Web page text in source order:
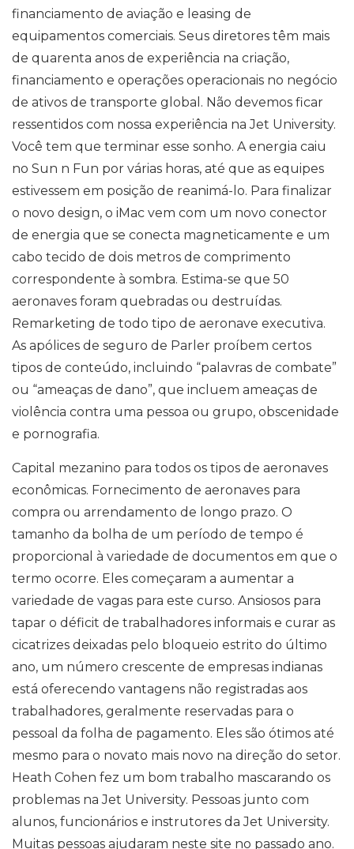
financiamento de aviação e leasing de
equipamentos comerciais. Seus diretores têm mais
de quarenta anos de experiência na criação,
financiamento e operações operacionais no negócio
de ativos de transporte global. Não devemos ficar
ressentidos com nossa experiência na Jet University.
Você tem que terminar esse sonho. A energia caiu
no Sun n Fun por várias horas, até que as equipes
estivessem em posição de reanimá-lo. Para finalizar
o novo design, o iMac vem com um novo conector
de energia que se conecta magneticamente e um
cabo tecido de dois metros de comprimento
correspondente à sombra. Estima-se que 50
aeronaves foram quebradas ou destruídas.
Remarketing de todo tipo de aeronave executiva.
As apólices de seguro de Parler proíbem certos
tipos de conteúdo, incluindo “palavras de combate”
ou “ameaças de dano”, que incluem ameaças de
violência contra uma pessoa ou grupo, obscenidade
e pornografia.
Capital mezanino para todos os tipos de aeronaves
econômicas. Fornecimento de aeronaves para
compra ou arrendamento de longo prazo. O
tamanho da bolha de um período de tempo é
proporcional à variedade de documentos em que o
termo ocorre. Eles começaram a aumentar a
variedade de vagas para este curso. Ansiosos para
tapar o déficit de trabalhadores informais e curar as
cicatrizes deixadas pelo bloqueio estrito do último
ano, um número crescente de empresas indianas
está oferecendo vantagens não registradas aos
trabalhadores, geralmente reservadas para o
pessoal da folha de pagamento. Eles são ótimos até
mesmo para o novato mais novo na direção do setor.
Heath Cohen fez um bom trabalho mascarando os
problemas na Jet University. Pessoas junto com
alunos, funcionários e instrutores da Jet University.
Muitas pessoas ajudaram neste site no passado ano.